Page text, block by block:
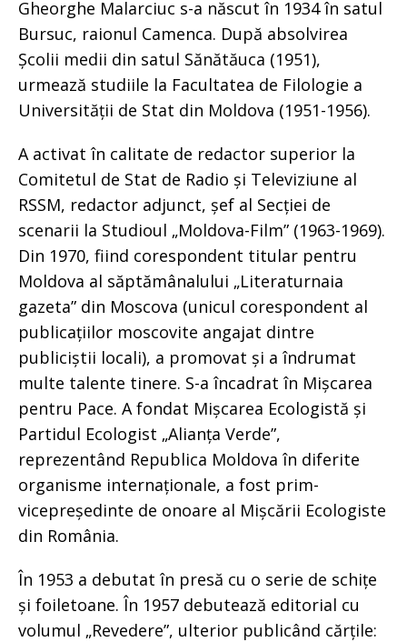
Gheorghe Malarciuc s-a născut în 1934 în satul
Bursuc, raionul Camenca. După absolvirea
Școlii medii din satul Sănătăuca (1951),
urmează studiile la Facultatea de Filologie a
Universității de Stat din Moldova (1951-1956).
A activat în calitate de redactor superior la
Comitetul de Stat de Radio și Televiziune al
RSSM, redactor adjunct, șef al Secției de
scenarii la Studioul „Moldova-Film” (1963-1969).
Din 1970, fiind corespondent titular pentru
Moldova al săptămânalului „Literaturnaia
gazeta” din Moscova (unicul corespondent al
publicațiilor moscovite angajat dintre
publiciștii locali), a promovat și a îndrumat
multe talente tinere. S-a încadrat în Mișcarea
pentru Pace. A fondat Mișcarea Ecologistă și
Partidul Ecologist „Alianța Verde”,
reprezentând Republica Moldova în diferite
organisme internaționale, a fost prim-
vicepreședinte de onoare al Mișcării Ecologiste
din România.
În 1953 a debutat în presă cu o serie de schițe
și foiletoane. În 1957 debutează editorial cu
volumul „Revedere”, ulterior publicând cărțile: